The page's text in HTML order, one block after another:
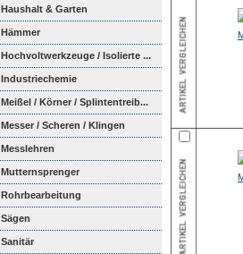
Haushalt & Garten
Hämmer
Hochvoltwerkzeuge / Isolierte ...
Industriechemie
Meißel / Körner / Splintentreib...
Messer / Scheren / Klingen
Messlehren
Mutternsprenger
Rohrbearbeitung
Sägen
Sanitär